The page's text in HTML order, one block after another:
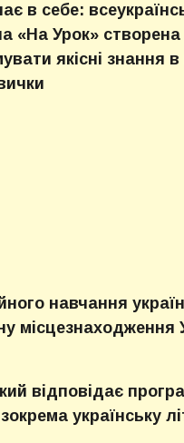
в себе:
«На Урок»
якісні знання
навчання
місцезнаходження
відповідає
українську